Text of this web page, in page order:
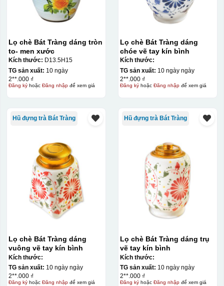
Đây là giấy decal đã in xong, đang chờ khô để cắt dán
Bước 2: Dán decal lên gốm sứ
Để dán decal lên gốm
sứ, thợ sẽ cắt thủ công các miếng logo ra, sau đó thấp
nước và trượt nhẹ lên gốm sứ để tem decal dính tạm lên
đó bằng nước. Người thợ sẽ căn chỉnh bằng mắt thường
gạt hết nước phía dưới ra
Lọ chè Bát Tràng dáng tròn
to- men xước
Kích thước: D13.5H15
TG sản xuất: 10 ngày
2**.000 ₫
Đăng kýhoặc Đăng nhậpđể xem giá
Lọ chè Bát Tràng dáng
chóe vẽ tay kín bình
Kích thước:
TG sản xuất: 10 ngày ngày
2**.000 ₫
Đăng kýhoặc Đăng nhậpđể xem giá
Hũ đựng trà Bát Tràng
Lọ chè Bát Tràng dáng
vuông vẽ tay kín bình
Kích thước:
TG sản xuất: 10 ngày ngày
2**.000 ₫
Đăng kýhoặc Đăng nhậpđể xem giá
Hũ đựng trà Bát Tràng
Lọ chè Bát Tràng dáng trụ
vẽ tay kín bình
Kích thước:
TG sản xuất: 10 ngày ngày
2**.000 ₫
Đăng kýhoặc Đăng nhậpđể xem giá